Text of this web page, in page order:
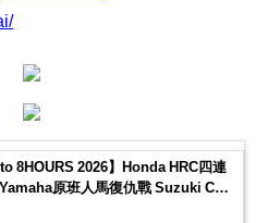
8HOURS 2026】Honda HRC四連
原班人馬復仇戰 Suzuki CN